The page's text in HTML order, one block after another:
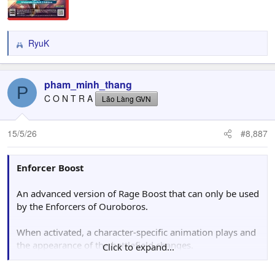
R
e
c
i
o
n
:
RyuK
P pham_minh_thang
C O N T R A Lão Làng GVN
15/5/26 #8,887
Enforcer Boost
An advanced version of Rage Boost that can only be used
by the Enforcers of Ouroboros.
When activated, a character-specific animation plays and
the appearance of the battlefield changes.
Click to expand...